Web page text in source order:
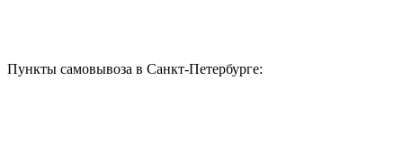
Пункты самовывоза в Санкт-Петербурге: